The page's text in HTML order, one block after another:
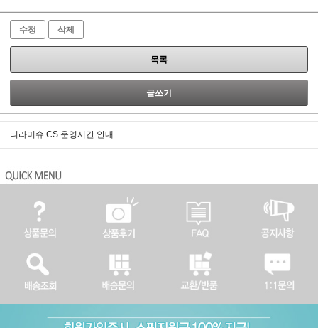
수정 삭제
목록
글쓰기
티라미슈 CS 운영시간 안내